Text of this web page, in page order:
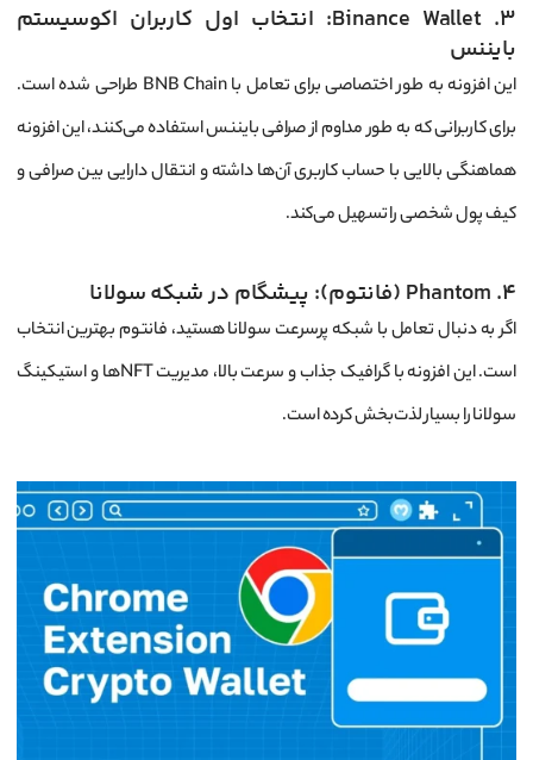
3. Binance Wallet: انتخاب اول کاربران اکوسیستم
بایننس
این افزونه به طور اختصاصی برای تعامل با BNB Chain طراحی شده است.
برای کاربرانی که به طور مداوم از صرافی بایننس استفاده می‌کنند، این افزونه
هماهنگی بالایی با حساب کاربری آن‌ها داشته و انتقال دارایی بین صرافی و
کیف پول شخصی را تسهیل می‌کند.
4. Phantom (فانتوم): پیشگام در شبکه سولانا
اگر به دنبال تعامل با شبکه پرسرعت سولانا هستید، فانتوم بهترین انتخاب
است. این افزونه با گرافیک جذاب و سرعت بالا، مدیریت NFTها و استیکینگ
سولانا را بسیار لذت‌بخش کرده است.